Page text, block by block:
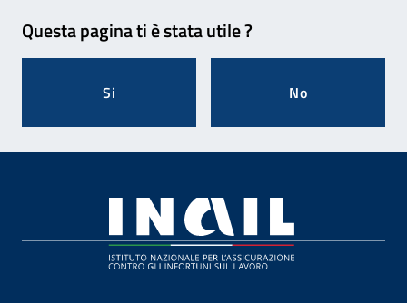
Questa pagina ti è stata utile ?
Si No